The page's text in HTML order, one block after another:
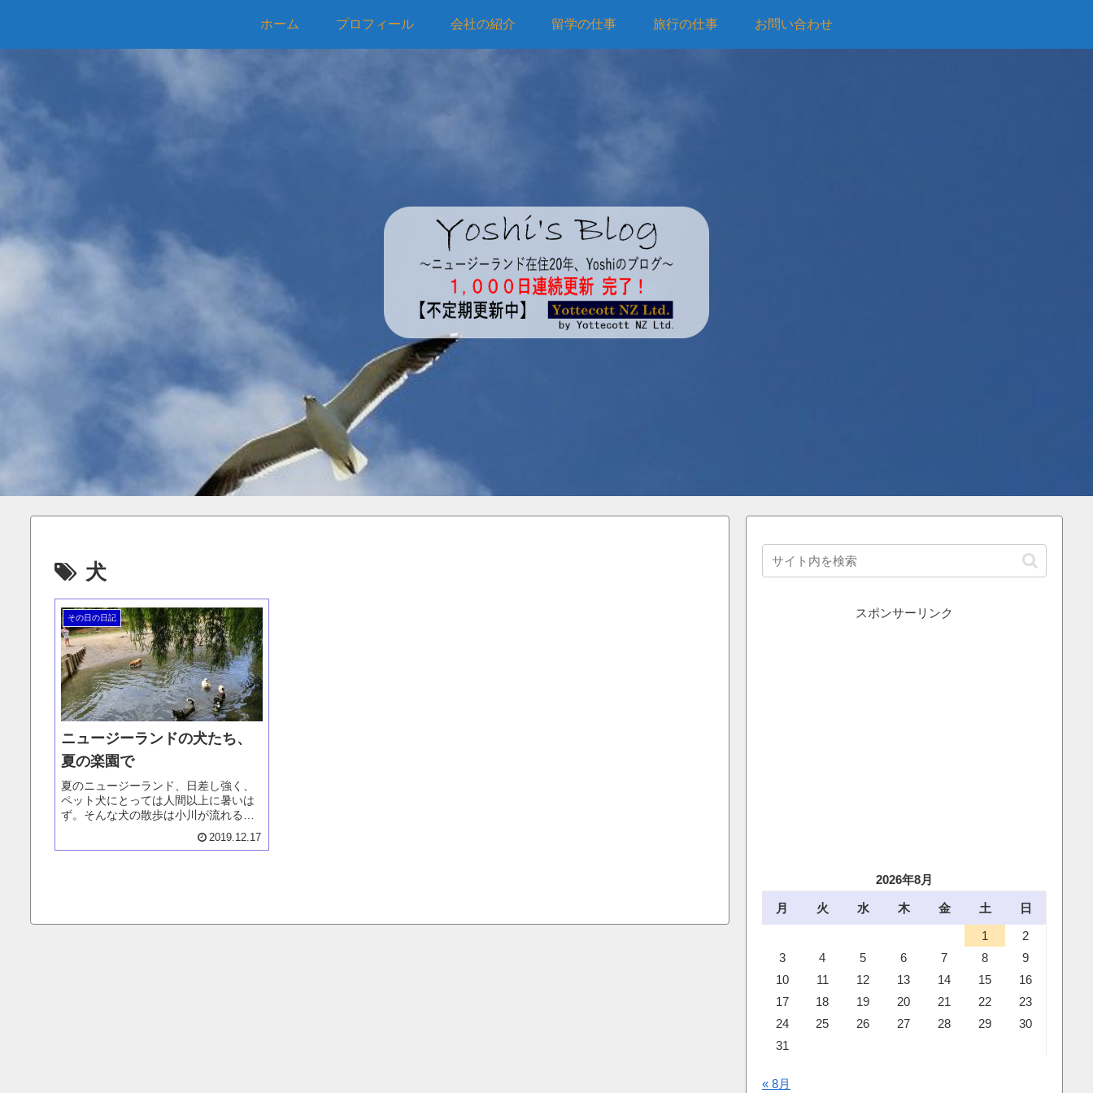
ホーム プロフィール 会社の紹介 留学の仕事 旅行の仕事 お問い合わせ
犬
その日の日記
ニュージーランドの犬たち、
夏の楽園で
夏のニュージーランド、日差し強く、
ペット犬にとっては人間以上に暑いは
ず。そんな犬の散歩は小川が流れる公
園が人気で大好き。そんな公園の日曜
日は犬たちの楽園。そして多くの犬が
2019.12.17
スポンサーリンク
2026年8月
月 火 水 木 金 土
日
1
2
3
4 5 6 7 8
9
10
11 12 13 14 15
16
17
18 19 20 21 22
23
24
25 26 27 28 29
30
31
« 8月